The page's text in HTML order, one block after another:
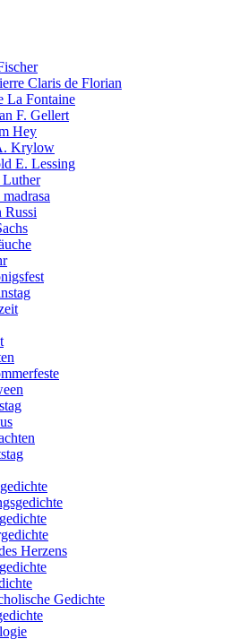
Claris de Florian
La Fontaine
F. Gellert
Hey
Krylow
E. Lessing
Russi
Herzens
Gedichte